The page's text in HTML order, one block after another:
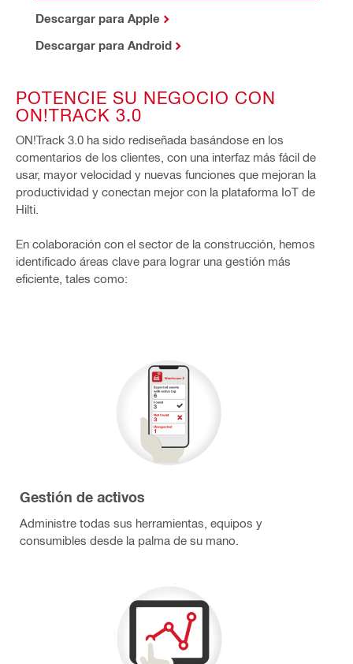
Descargar para Apple
Descargar para Android
POTENCIE SU NEGOCIO CON
ON!TRACK 3.0
ON!Track 3.0 ha sido rediseñada basándose en los
comentarios de los clientes, con una interfaz más fácil de
usar, mayor velocidad y nuevas funciones que mejoran la
productividad y conectan mejor con la plataforma IoT de
Hilti.
En colaboración con el sector de la construcción, hemos
identificado áreas clave para lograr una gestión más
eficiente, tales como:
Gestión de activos
Administre todas sus herramientas, equipos y
consumibles desde la palma de su mano.